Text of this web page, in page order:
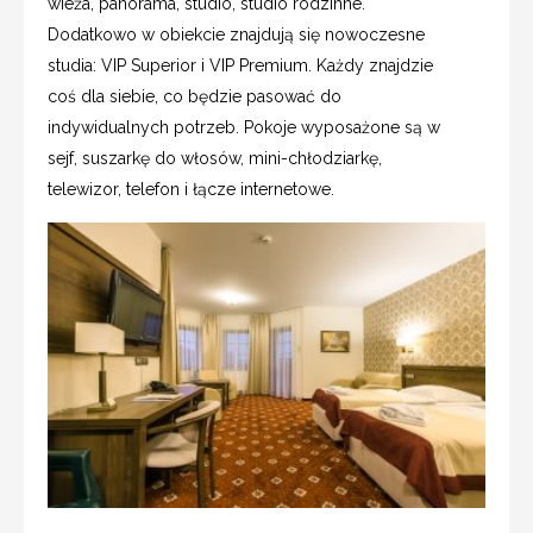
Dodatkowo w obiekcie znajdują się nowoczesne
studia: VIP Superior i VIP Premium. Każdy znajdzie
coś dla siebie, co będzie pasować do
indywidualnych potrzeb. Pokoje wyposażone są w
sejf, suszarkę do włosów, mini-chłodziarkę,
telewizor, telefon i łącze internetowe.